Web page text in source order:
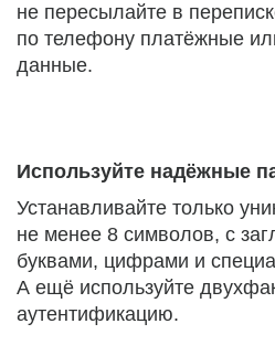
не пересылайте в
по телефону платёжные
данные.
Используйте надёжные
Устанавливайте только
не менее 8 символов, с
буквами, цифрами и
А ещё используйте
аутентификацию.